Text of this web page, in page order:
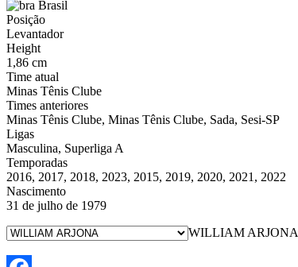
Brasil
Posição
Levantador
Height
1,86 cm
Time atual
Minas Tênis Clube
Times anteriores
Minas Tênis Clube, Minas Tênis Clube, Sada, Sesi-SP
Ligas
Masculina, Superliga A
Temporadas
2016, 2017, 2018, 2023, 2015, 2019, 2020, 2021, 2022
Nascimento
31 de julho de 1979
WILLIAM ARJONA